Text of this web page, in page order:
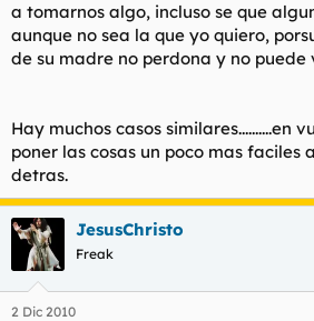
a tomarnos algo, incluso se que
aunque no sea la que yo quiero,
de su madre no perdona y no puede
Hay muchos casos similares..........en
poner las cosas un poco mas faciles
detras.
JesusChristo
Freak
2 Dic 2010